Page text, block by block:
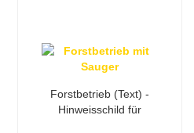
Forstbetrieb (Text) -
Hinweisschild für